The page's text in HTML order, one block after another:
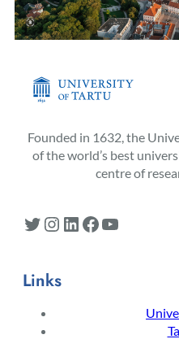
Founded in 1632, the
of the world’s best
centre of
Twitter Instagram LinkedIn Facebook YouTube
Links